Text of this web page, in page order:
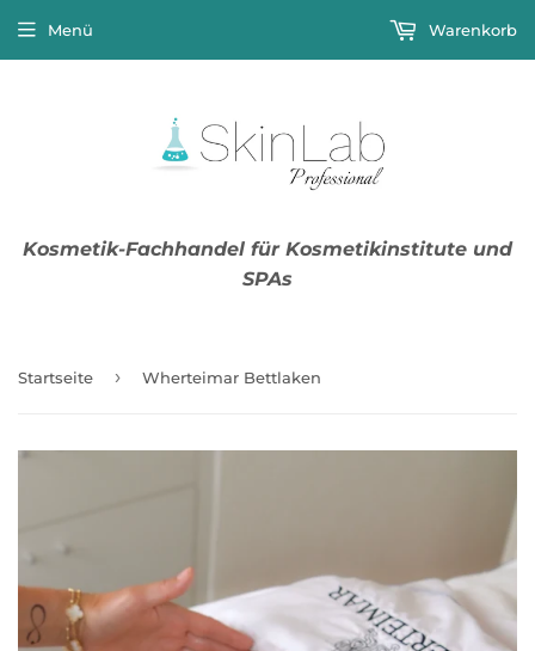
Kosmetik-Fachhandel für Kosmetikinstitute und
SPAs
Menü Warenkorb
Startseite › Wherteimar Bettlaken